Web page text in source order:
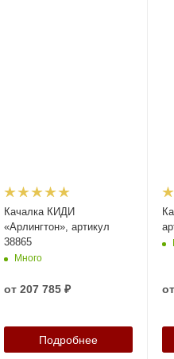
Качалка КИДИ
«Арлингтон», артикул
38865
Много
от 207 785 ₽
Подробнее